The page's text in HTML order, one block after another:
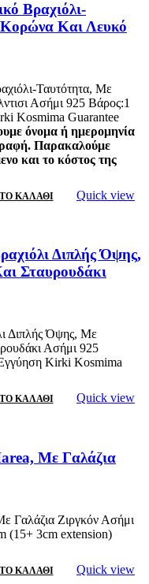
Βραχιόλι-
Και Λευκό
Ταυτότητα, Με
Ασήμι 925 Βάρος:1
Kosmima Guarantee
όνομα ή ημερομηνία
Παρακαλούμε
και το κόστος της
ΚΑΛΆΘΙ Quick view
Διπλής Όψης,
Σταυρουδάκι
Διπλής Όψης, Με
Ασήμι 925
Kirki Kosmima
ΚΑΛΆΘΙ Quick view
Με Γαλάζια
Γαλάζια Ζιργκόν Ασήμι
(15+ 3cm extension)
ΚΑΛΆΘΙ Quick view